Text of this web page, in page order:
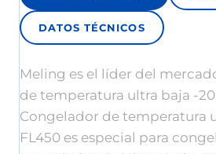
DATOS TÉCNICOS
Meling es el líder del
de temperatura ultra baja -20
Congelador de temperatura
FL450 es especial para